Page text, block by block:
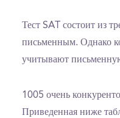
Тест SAT состоит из
письменным. Однако
учитывают
1005 очень
Приведенная ниже